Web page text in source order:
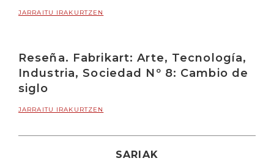
JARRAITU IRAKURTZEN
Reseña. Fabrikart: Arte, Tecnología,
Industria, Sociedad Nº 8: Cambio de
siglo
JARRAITU IRAKURTZEN
SARIAK